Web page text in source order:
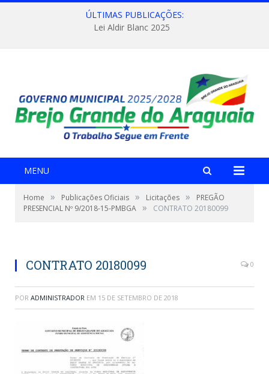
ÚLTIMAS PUBLICAÇÕES:
Lei Aldir Blanc 2025
MENU
Home » Publicações Oficiais » Licitações »
PREGÃO
PRESENCIAL Nº 9/2018-15-PMBGA » CONTRATO 20180099
CONTRATO 20180099 0
POR ADMINISTRADOR EM 15 DE SETEMBRO DE 2018